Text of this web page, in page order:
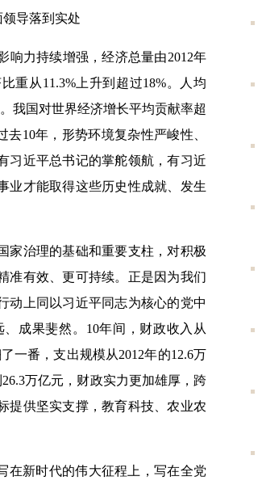
导落到实处
力持续增强，经济总量由2012年
重从11.3%上升到超过18%。人均
我国对世界经济增长平均贡献率超
10年，形势环境复杂性严峻性、
习近平总书记的掌舵领航，有习近
业才能取得这些历史性成就、发生
治理的基础和重要支柱，对积极
准有效、更可持续。正是因为我们
动上同以习近平同志为核心的党中
成果斐然。10年间，财政收入从
一番，支出规模从2012年的12.6万
万亿元，财政实力更加雄厚，跨
提供坚实支撑，教育科技、农业农
新时代的伟大征程上，写在全党